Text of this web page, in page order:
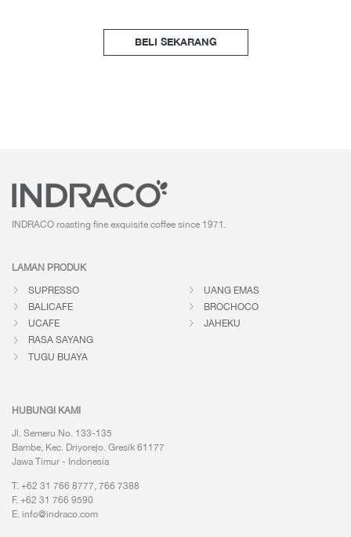
BELI SEKARANG
INDRACO roasting fine exquisite coffee since 1971.
LAMAN PRODUK
SUPRESSO
BALICAFE
UCAFE
RASA SAYANG
TUGU BUAYA
UANG EMAS
BROCHOCO
JAHEKU
HUBUNGI KAMI
Jl. Semeru No. 133-135
Bambe, Kec. Driyorejo. Gresik 61177
Jawa Timur - Indonesia
T. +62 31 766 8777, 766 7388
F. +62 31 766 9590
E. info@indraco.com